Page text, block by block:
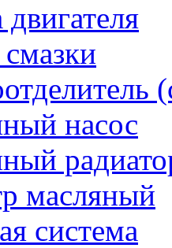
насос
масляный
система